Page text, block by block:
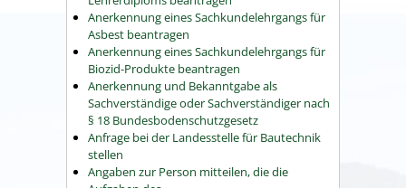
Anerkennung eines Sachkundelehrgangs für
Asbest beantragen
Anerkennung eines Sachkundelehrgangs für
Biozid-Produkte beantragen
Anerkennung und Bekanntgabe als
Sachverständige oder Sachverständiger nach
§ 18 Bundesbodenschutzgesetz
Anfrage bei der Landesstelle für Bautechnik
stellen
Angaben zur Person mitteilen, die die